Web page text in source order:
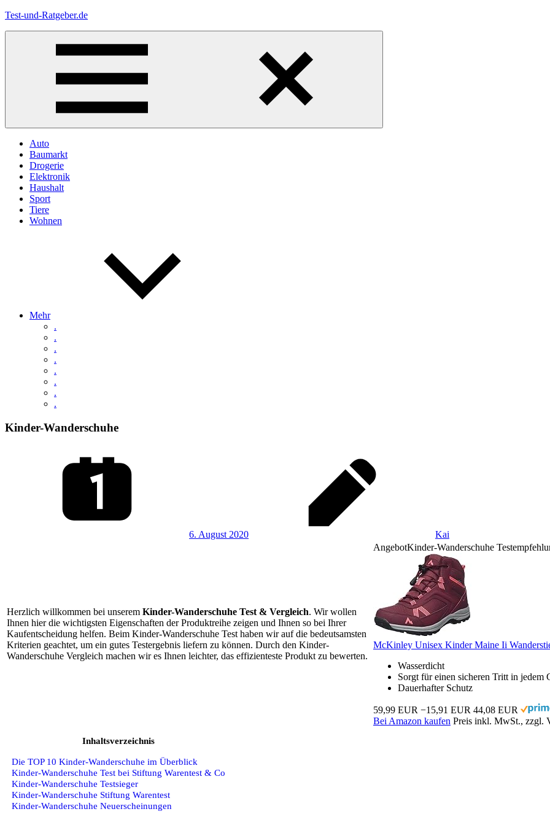
Zum
Test-und-Ratgeber.de
Menü
Auto
Baumarkt
Drogerie
Elektronik
Haushalt
Sport
Tiere
Wohnen
Mehr
.
.
.
.
.
.
.
.
Kinder-Wanderschuhe
6. August 2020 Kai
Herzlich willkommen bei unserem Kinder-Wanderschuhe Test & Vergleich. Wir wollen
Ihnen hier die wichtigsten Eigenschaften der Produktreihe zeigen und Ihnen so bei Ihrer
Kaufentscheidung helfen. Beim Kinder-Wanderschuhe Test haben wir auf die bedeutsamsten
Kriterien geachtet, um ein gutes Testergebnis liefern zu können. Durch den Kinder-
Wanderschuhe Vergleich machen wir es Ihnen leichter, das effizienteste Produkt zu bewerten.
AngebotKinder-Wanderschuhe
McKinley Unisex Kinder Maine Ii
Wasserdicht
Sorgt für einen sicheren Tritt in jedem
Dauerhafter Schutz
59,99 EUR −15,91 EUR 44,08 EUR
Bei Amazon kaufen Preis inkl. MwSt., zzgl.
Inhaltsverzeichnis
Die TOP 10 Kinder-Wanderschuhe im Überblick
Kinder-Wanderschuhe Test bei Stiftung Warentest & Co
Kinder-Wanderschuhe Testsieger
Kinder-Wanderschuhe Stiftung Warentest
Kinder-Wanderschuhe Neuerscheinungen